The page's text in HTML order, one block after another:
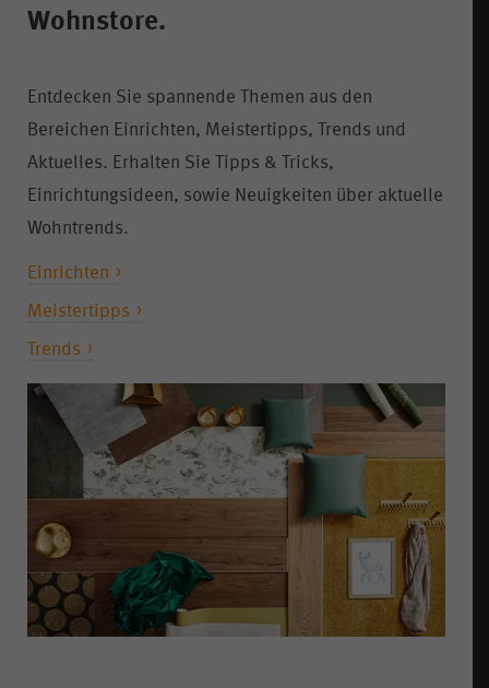
Wohnstore.
Entdecken Sie spannende Themen aus den
Bereichen Einrichten, Meistertipps, Trends und
Aktuelles. Erhalten Sie Tipps & Tricks,
Einrichtungsideen, sowie Neuigkeiten über aktuelle
Wohntrends.
Einrichten
Meistertipps
Trends